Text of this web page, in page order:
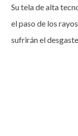
Su tela de alta
el paso de los
sufrirán el